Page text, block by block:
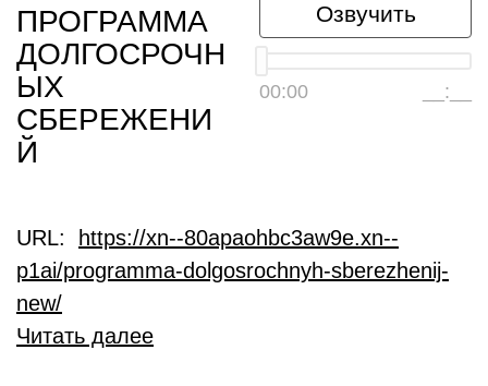
Озвучить
00:00 __:__
ПРОГРАММА
ДОЛГОСРОЧН
ЫХ
СБЕРЕЖЕНИ
Й
URL:
https://xn--80apaohbc3aw9e.xn--
p1ai/programma-dolgosrochnyh-sberezhenij-
new/
Читать далее